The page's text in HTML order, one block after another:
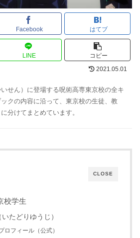
Facebook はてブ
LINE コピー
2021.05.01
せん）に登場する呪術高専東京校の全キ
クの内容に沿って、東京校の生徒、教
分けてまとめています。
CLOSE
校学生
たどりゆうじ）
ロフィール（公式）